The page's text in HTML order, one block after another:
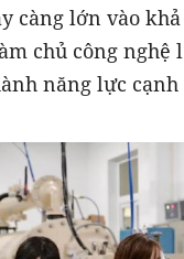
càng lớn vào
chủ công nghệ
năng lực cạnh